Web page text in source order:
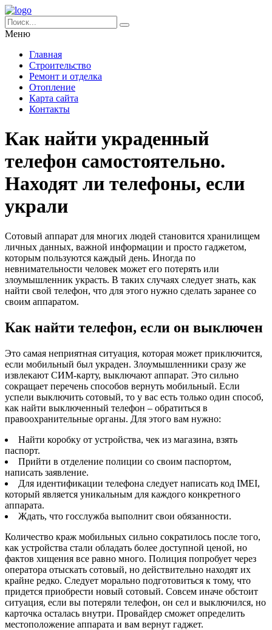
Меню
Главная
Строительство
Ремонт и отделка
Отопление
Карта сайта
Контакты
Как найти украденный
телефон самостоятельно.
Находят ли телефоны, если
украли
Сотовый аппарат для многих людей становится хранилищем
личных данных, важной информации и просто гаджетом,
которым пользуются каждый день. Иногда по
невнимательности человек может его потерять или
злоумышленник украсть. В таких случаях следует знать, как
найти свой телефон, что для этого нужно сделать заранее со
своим аппаратом.
Как найти телефон, если он выключен
Это самая неприятная ситуация, которая может приключится,
если мобильный был украден. Злоумышленники сразу же
извлекают СИМ-карту, выключают аппарат. Это сильно
сокращает перечень способов вернуть мобильный. Если
успели выключить сотовый, то у вас есть только один способ,
как найти выключенный телефон – обратиться в
правоохранительные органы. Для этого вам нужно:
Найти коробку от устройства, чек из магазина, взять
паспорт.
Прийти в отделение полиции со своим паспортом,
написать заявление.
Для идентификации телефона следует написать код IMEI,
который является уникальным для каждого конкретного
аппарата.
Ждать, что госслужба выполнит свои обязанности.
Количество краж мобильных сильно сократилось после того,
как устройства стали обладать более доступной ценой, но
фактов хищения все равно много. Полиция попробует через
оператора отыскать сотовый, но действительно находят их
крайне редко. Следует морально подготовиться к тому, что
придется приобрести новый сотовый. Совсем иначе обстоит
ситуация, если вы потеряли телефон, он сел и выключился, но
карточка осталась внутри. Провайдер сможет определить
местоположение аппарата и вам вернут гаджет.